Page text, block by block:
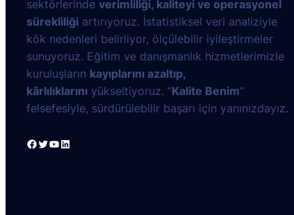
sektörlerinde verimliliği, kaliteyi ve operasyonel
sürekliliği artırıyoruz. İstatistiksel veri analiziyle
kök nedenleri belirliyor, ölçülebilir iyileştirmeler
sunuyoruz. Eğitim ve danışmanlık hizmetlerimizle
kuruluşların kayıplarını azaltıp,
kârlılıklarını yükseltiyoruz. “Kalite Benim”
felsefesiyle, sürdürülebilir başarı için yanınızdayız.